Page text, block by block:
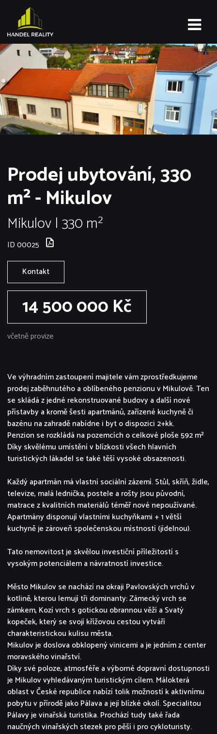
Prodej ubytování, 330
m² - Mikulov
Mikulov | 330 m²
ID 00025
Kontakt
14 500 000 Kč
včetně provize
Ve výhradním zastoupení majitele vám zprostředkujeme
prodej zaběhnutého a oblíbeného penzionu v Mikulově. Ten
se skládá z jedné rekonstruované budovy a další nové
přístavby a kromě šesti apartmánů, zařízené kuchyně či
bazénu na zahradě nabídne i byt o dispozici 2+kk.
Penzion se rozkládá na pozemcích o celkové ploše 592 m²
Díky skvělému umístění v blízkosti všech hlavních
turistických lákadel se také těší vysoké obsazenosti.
Každý apartmán má vlastní sociální zázemí. Stůl, skříň, židle,
televize, malá lednička, postele a rošty jsou původní,
matrace z kvalitních materiálů téměř nové nepoužívané.
Apartmány disponují vlastními kuchyňkami + 1 větší
kuchyně je zároveň společenskou místností (jídelnou).
Tato nemovitost je skvělou investiční příležitostí s
vysokým potenciálem a návratností investice.
Město Mikulov se nachází na okraji Pavlovských vrchů v
kotlině, kterou lemují tři dominanty: Zámecký vrch se
zámkem, Kozí vrch s gotickou obrannou věží a Svatý
kopeček, který se svojí křížovou cestou vytváří
charakteristickou kulisu města.
Mikulov je doslova obklopený vinicemi a je jedním z center
moravského vinařství.
Díky své poloze, atmosféře a výborné dopravní dostupnosti
je Mikulov vyhledávaným turistickým cílem. Málokterá
oblast v České republice nabízí tolik možností k aktivnímu
pobytu v přírodě jako Pálava a její blízké okolí. Specialitou
Pálavy je vinařská turistika. Prochází tudy také řada
naučných vinařských stezek pro pěší i pro cykloturisty.